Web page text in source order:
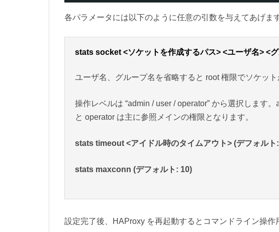
各パラメータには以下のように任意の引数を与えてあげます
stats socket <ソケットを作成するパス> <ユーザ名> <
ユーザ名、グループ名を省略すると root 権限でソケット
操作レベルは “admin / user / operator” から選択します
と operator は主に参照メインの権限となります。
stats timeout <アイドル時のタイムアウト> (デフォルト
stats maxconn (デフォルト: 10)
設定完了後、HAProxy を再起動するとコマンドライン操作